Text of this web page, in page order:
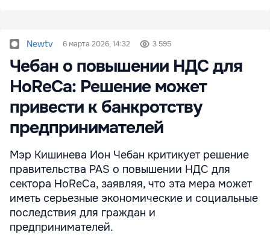
Newtv 6 марта 2026, 14:32 3 595
Чебан о повышении НДС для
HoReCa: Решение может
привести к банкротству
предпринимателей
Мэр Кишинева Ион Чебан критикует решение
правительства PAS о повышении НДС для
сектора HoReCa, заявляя, что эта мера может
иметь серьезные экономические и социальные
последствия для граждан и
предпринимателей.